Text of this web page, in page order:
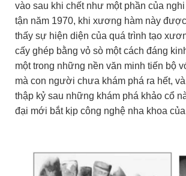
vào sau khi chết như một phần của
tận năm 1970, khi xương hàm này
thấy sự hiện diện của quá trình tạo
cấy ghép bằng vỏ sò một cách đáng
một trong những nền văn minh tiến bộ
mà con người chưa khám phá ra hết,
thập kỷ sau những khám phá khảo cổ
đại mới bắt kịp công nghệ nha khoa